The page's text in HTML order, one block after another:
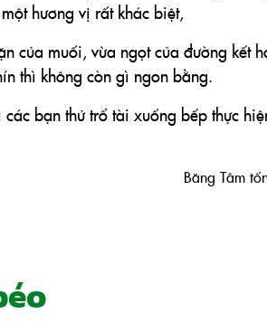
hương vị rất khác biệt,
của muối, vừa ngọt của đường kết
thì không còn gì ngon bằng.
bạn thử trổ tài xuống bếp thực
Băng Tâm